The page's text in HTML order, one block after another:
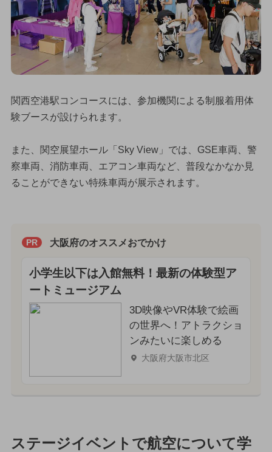
関西空港駅コンコースには、参加機関による制服着用体
験ブースが設けられます。
また、関空展望ホール「Sky View」では、GSE車両、警
察車両、消防車両、エアコン車両など、普段なかなか見
ることができない特殊車両が展示されます。
PR 大阪府のオススメおでかけ
小学生以下は入館無料！最新の体験型ア
ートミュージアム
3D映像やVR体験で絵画
の世界へ！アトラクショ
ンみたいに楽しめる
大阪府大阪市北区
ステージイベントで航空について学